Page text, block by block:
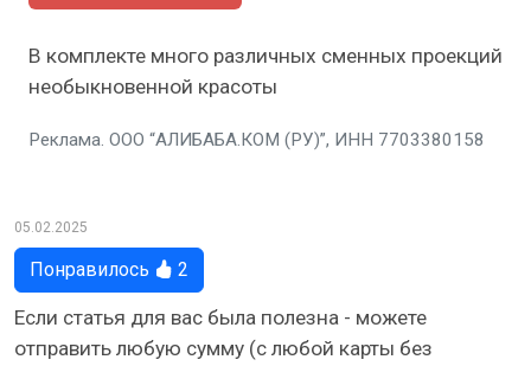
В комплекте много различных сменных проекций
необыкновенной красоты
Реклама. ООО “АЛИБАБА.КОМ (РУ)”, ИНН 7703380158
05.02.2025
Понравилось 2
Если статья для вас была полезна - можете
отправить любую сумму (с любой карты без